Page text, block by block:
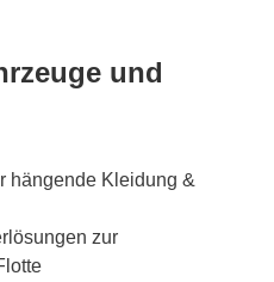
und
hängende Kleidung &
zur